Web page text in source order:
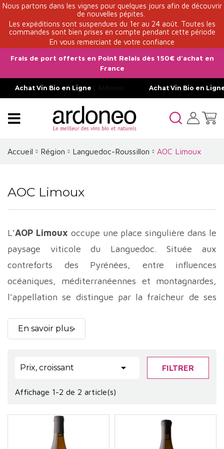
Nous partons dans les vignes pour quelques jours afin de découvrir
de nouvelles pépites.
Les expéditions sont suspendues du 1er au 24 août. Toutes les
commandes sont bien prises en compte pendant cette période
En vous remerciant de votre confiance
Frais de port offerts en Point Relais dès 150€ d'achat en
France
Achat Vin Bio en Ligne Achat Vin Bio en
Accueil Région Languedoc-Roussillon AOC Limoux
AOC Limoux
L’AOP Limoux occupe une place singulière dans le
paysage viticole du Languedoc. Située aux
contreforts des Pyrénées, entre influences
océaniques, méditerranéennes et montagnardes,
l’appellation se distingue par la fraîcheur de ses
incarne un vignoble d’altitude et de transition, où
Le vignoble de Limoux s’étend sur des coteaux
d’altitude, offrant une grande variété
d’expositions. Cette amplitude altitudinale joue un
En savoir plus
Prix, croissant  FILTRER
Affichage 1-2 de 2 article(s)